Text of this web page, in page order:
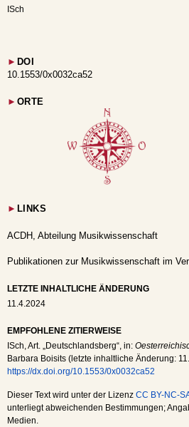
ISch
► DOI
10.1553/0x0032ca52
► ORTE
► LINKS
ACDH, Abteilung Musikwissenschaft
Publikationen zur Musikwissenschaft im
LETZTE INHALTLICHE ÄNDERUNG
11.4.2024
EMPFOHLENE ZITIERWEISE
ISch, Art. „Deutschlandsberg“, in:
Barbara Boisits (letzte inhaltliche Änderung:
https://dx.doi.org/10.1553/0x0032ca52
Dieser Text wird unter der Lizenz CC BY-NC-
unterliegt abweichenden Bestimmungen;
Medien.